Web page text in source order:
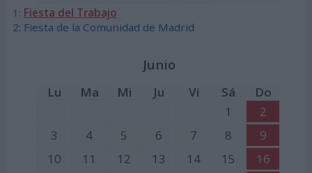
1: Fiesta del Trabajo
2: Fiesta de la Comunidad de Madrid
Junio
Lu Ma Mi Ju Vi Sá
Do
1
2
3
4 5 6 7 8
9
10
11 12 13 14 15
16